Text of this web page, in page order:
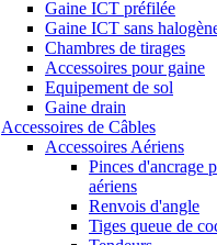
Gaine ICT préfilée
Gaine ICT sans
Chambres de tirages
Accessoires pour gaine
Equipement de sol
Gaine drain
Accessoires de Câbles
Accessoires Aériens
Pinces d'ancrage
aériens
Renvois d'angle
Tiges queue de